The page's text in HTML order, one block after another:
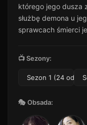
15
33 min · Sezon 1
16 Odcinek 16
17
29 min · Sezon 1
Odcinek 18
24 min · Sezon 1
którego jego dusza
służbę demona u
sprawcach śmierci
📺 Sezony:
Sezon 1 (24 odc.)
🎭 Obsada: